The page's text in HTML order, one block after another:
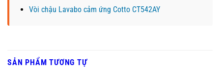
Vòi chậu Lavabo cảm ứng Cotto CT542AY
SẢN PHẨM TƯƠNG TỰ